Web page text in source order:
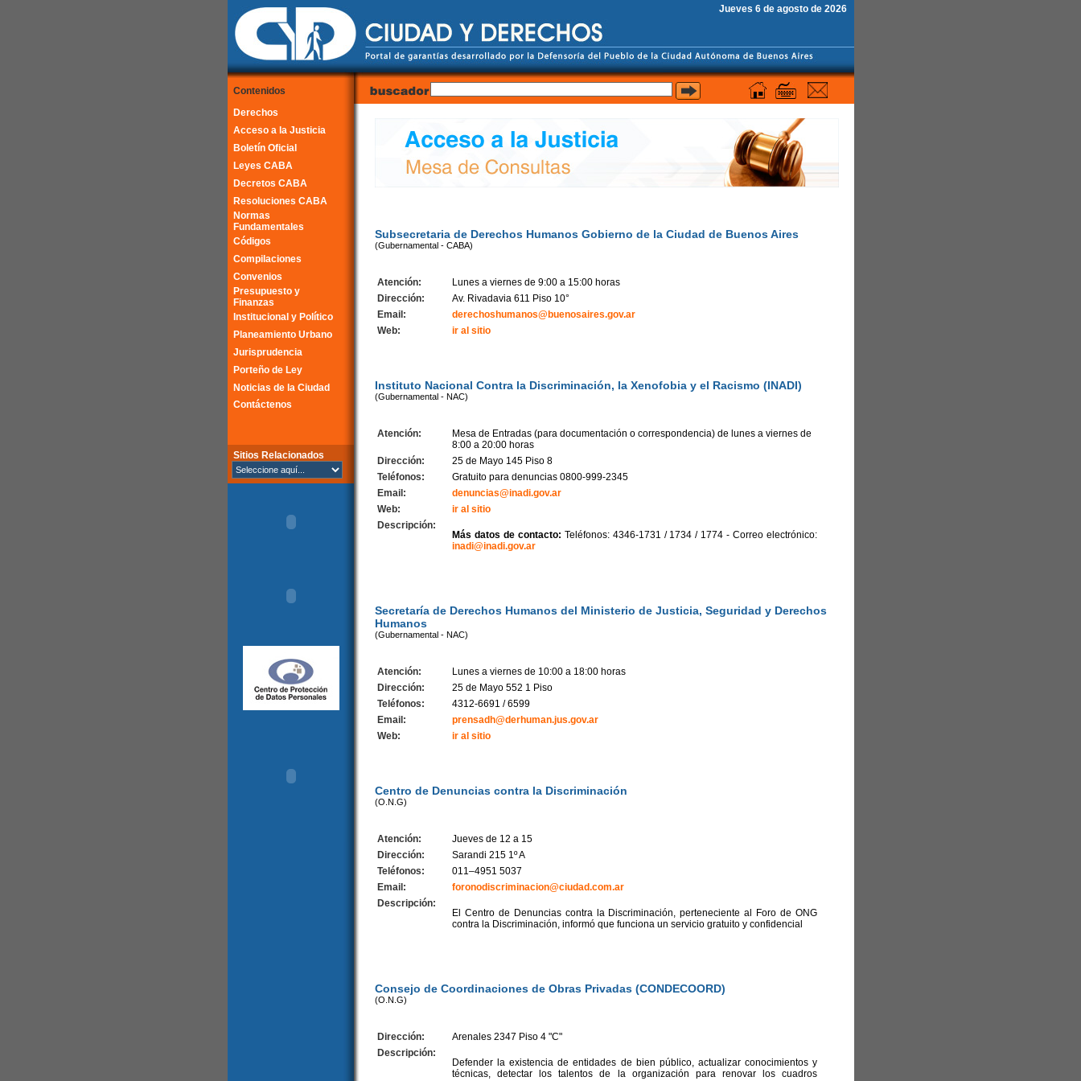
Jueves 6 de agosto de 2026
Contenidos
Derechos
Acceso a la Justicia
Boletín Oficial
Leyes CABA
Decretos CABA
Resoluciones CABA
Normas
Fundamentales
Códigos
Compilaciones
Convenios
Presupuesto y
Finanzas
Institucional y Político
Planeamiento Urbano
Jurisprudencia
Porteño de Ley
Noticias de la Ciudad
Contáctenos
Sitios Relacionados
Subsecretaria de Derechos Humanos Gobierno de la Ciudad de Buenos Aires
(Gubernamental - CABA)
Atención:
Lunes a viernes de 9:00 a 15:00 horas
Dirección:
Av. Rivadavia 611 Piso 10°
Email:
derechoshumanos@buenosaires.gov.ar
Web:
ir al sitio
Instituto Nacional Contra la Discriminación, la Xenofobia y el Racismo (INADI)
(Gubernamental - NAC)
Atención:
Mesa de Entradas (para documentación o correspondencia) de lunes a viernes de
8:00 a 20:00 horas
Dirección:
25 de Mayo 145 Piso 8
Teléfonos:
Gratuito para denuncias 0800-999-2345
Email:
denuncias@inadi.gov.ar
Web:
ir al sitio
Descripción:
Más datos de contacto: Teléfonos: 4346-1731 / 1734 / 1774 - Correo electrónico:
inadi@inadi.gov.ar
Secretaría de Derechos Humanos del Ministerio de Justicia, Seguridad y Derechos
Humanos
(Gubernamental - NAC)
Atención:
Lunes a viernes de 10:00 a 18:00 horas
Dirección:
25 de Mayo 552 1 Piso
Teléfonos:
4312-6691 / 6599
Email:
prensadh@derhuman.jus.gov.ar
Web:
ir al sitio
Centro de Denuncias contra la Discriminación
(O.N.G)
Atención:
Jueves de 12 a 15
Dirección:
Sarandi 215 1º A
Teléfonos:
011–4951 5037
Email:
foronodiscriminacion@ciudad.com.ar
Descripción:
El Centro de Denuncias contra la Discriminación, perteneciente al Foro de ONG
contra la Discriminación, informó que funciona un servicio gratuito y confidencial
Consejo de Coordinaciones de Obras Privadas (CONDECOORD)
(O.N.G)
Dirección:
Arenales 2347 Piso 4 "C"
Descripción:
Defender la existencia de entidades de bien público, actualizar conocimientos y
técnicas, detectar los talentos de la organización para renovar los cuadros